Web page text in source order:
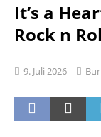
It’s a
Rock n
9. Juli 2026